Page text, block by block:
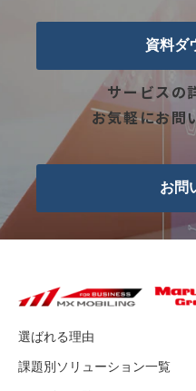
資料ダ
サービスの
お気軽にお問
お問
選ばれる理由
課題別ソリューション一覧